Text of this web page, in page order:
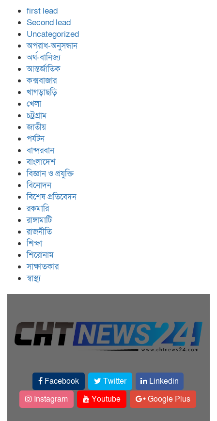
first lead
Second lead
Uncategorized
অপরাধ-অনুসন্ধান
অর্থ-বানিজ্য
আন্তর্জাতিক
কক্সবাজার
খাগড়াছড়ি
খেলা
চট্রগ্রাম
জাতীয়
পর্যটন
বান্দরবান
বাংলাদেশ
বিজ্ঞান ও প্রযুক্তি
বিনোদন
বিশেষ প্রতিবেদন
রকমারি
রাঙ্গামাটি
রাজনীতি
শিক্ষা
শিরোনাম
সাক্ষাতকার
স্বাস্থ্য
Facebook Twitter
Linkedin
Instagram
Youtube Google Plus